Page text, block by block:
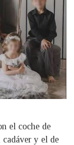
el coche de
cadáver y el de